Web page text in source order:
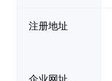
注册地址